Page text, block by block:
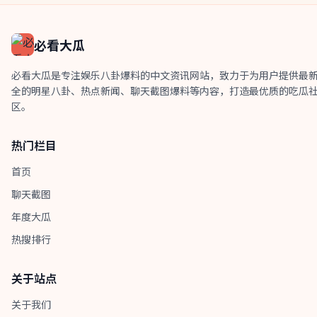
必看大瓜
必看大瓜是专注娱乐八卦爆料的中文资讯网站，致力于为用户提供最
全的明星八卦、热点新闻、聊天截图爆料等内容，打造最优质的吃瓜
区。
热门栏目
首页
聊天截图
年度大瓜
热搜排行
关于站点
关于我们